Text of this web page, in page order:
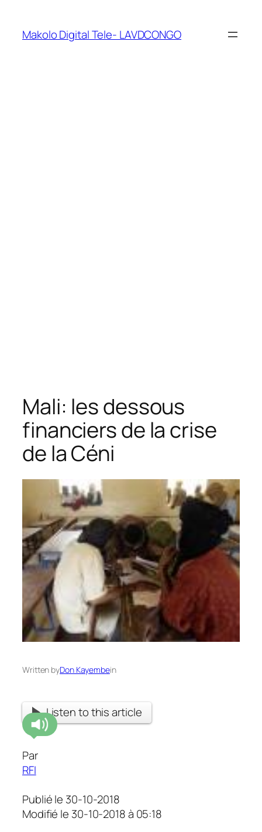
Makolo Digital Tele- LAVDCONGO
Mali: les dessous
financiers de la crise
de la Céni
Written byDon Kayembein
Listen to this article
Par
RFI
Publié le 30-10-2018
Modifié le 30-10-2018 à 05:18